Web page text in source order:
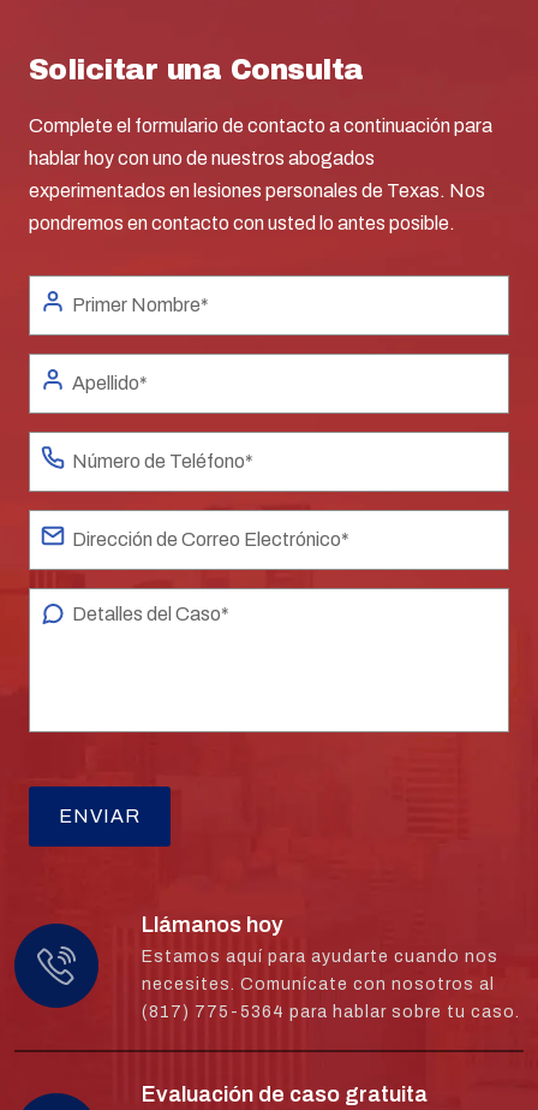
Solicitar una Consulta
Complete el formulario de contacto a continuación para
hablar hoy con uno de nuestros abogados
experimentados en lesiones personales de Texas. Nos
pondremos en contacto con usted lo antes posible.
Llámanos hoy
Estamos aquí para ayudarte cuando nos
necesites. Comunícate con nosotros al
(817) 775-5364 para hablar sobre tu caso.
Evaluación de caso gratuita